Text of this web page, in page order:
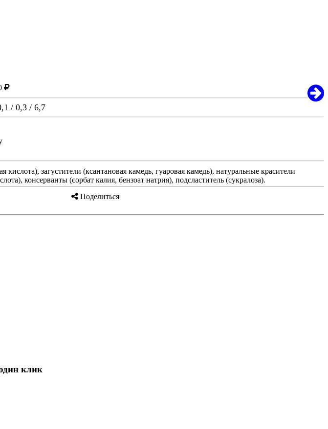
/ 0,3 / 6,7
загустители (ксантановая камедь, гуаровая камедь), натуральные красители
консерванты (сорбат калия, бензоат натрия), подсластитель (сукралоза).
Поделиться
клик